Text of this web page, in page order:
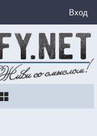
Вход